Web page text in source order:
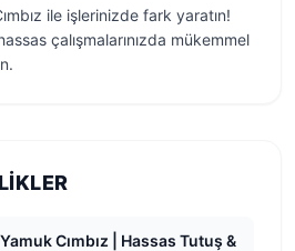
ile işlerinizde fark yaratın!
çalışmalarınızda mükemmel
Cımbız | Hassas Tutuş &